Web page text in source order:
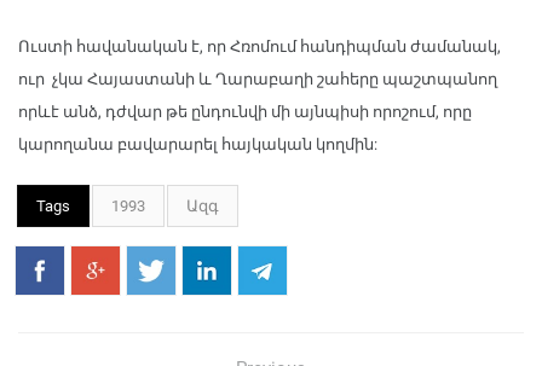
Ուստի հավանական է, որ Հռոմում հանդիպման ժամանակ,
ուր չկա Հայաստանի և Ղարաբաղի շահերը պաշտպանող
որևէ անձ, դժվար թե ընդունվի մի այնպիսի որոշում, որը
կարողանա բավարարել հայկական կողմին:
Tags 1993 Ազգ